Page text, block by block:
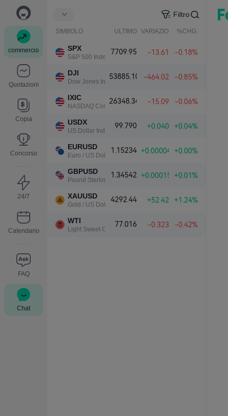
commercio
Quotazioni
Copia
Concorso
24/7
Calendario
FAQ
Chat
Filtro
SIMBOLO ULTIMO VARIAZIONE NETTA.
%CHG.
SPX
S&P 500 Index
7709.95 -13.61 -0.18%
DJI
Dow Jones Industrial Average
53885.10 -464.02 -0.85%
IXIC
NASDAQ Composite Index
26348.34 -15.09 -0.06%
USDX
US Dollar Index
99.790 +0.040 +0.04%
EURUSD
Euro / US Dollar
1.15234 +0.00004 +0.00%
GBPUSD
Pound Sterling / US Dollar
1.34542 +0.00015 +0.01%
XAUUSD
Gold / US Dollar
4292.44 +52.42 +1.24%
WTI
Light Sweet Crude Oil
77.016 -0.323 -0.42%